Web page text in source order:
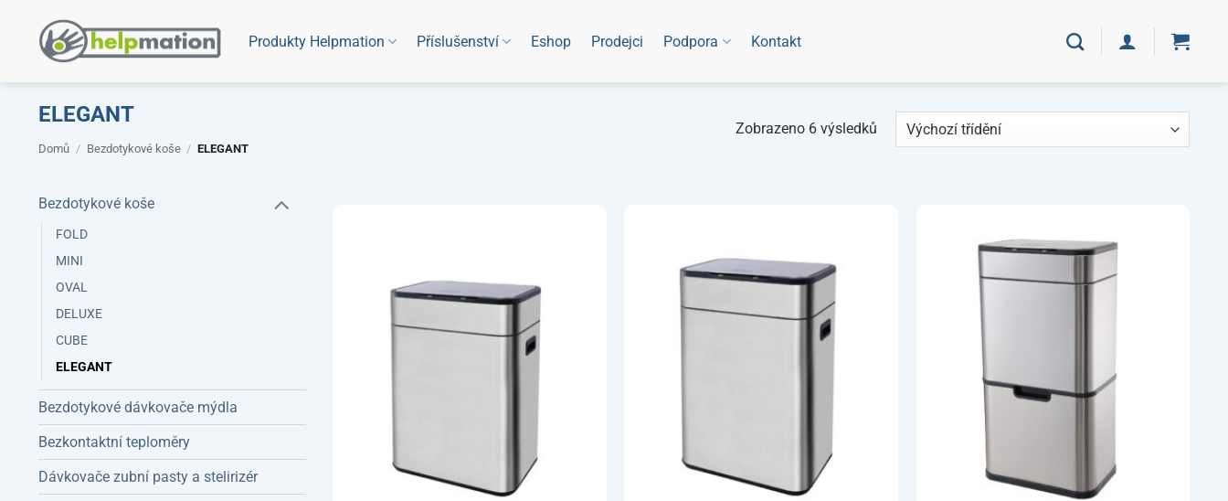
Produkty Helpmation Příslušenství Eshop Prodejci Podpora Kontakt
ELEGANT
Domů / Bezdotykové koše / ELEGANT
Zobrazeno 6 výsledků
Bezdotykové koše
FOLD
MINI
OVAL
DELUXE
CUBE
ELEGANT
Bezdotykové dávkovače mýdla
Bezkontaktní teploměry
Dávkovače zubní pasty a stelirizér